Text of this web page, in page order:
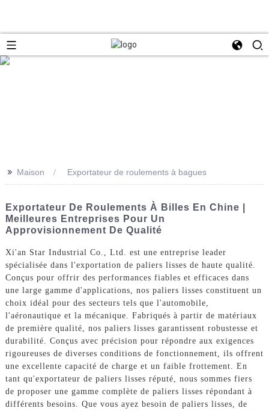
>> Maison Exportateur de roulements à bagues
Exportateur De Roulements À Billes En Chine |
Meilleures Entreprises Pour Un
Approvisionnement De Qualité
Xi'an Star Industrial Co., Ltd. est une entreprise leader
spécialisée dans l'exportation de paliers lisses de haute qualité.
Conçus pour offrir des performances fiables et efficaces dans
une large gamme d'applications, nos paliers lisses constituent un
choix idéal pour des secteurs tels que l'automobile,
l'aéronautique et la mécanique. Fabriqués à partir de matériaux
de première qualité, nos paliers lisses garantissent robustesse et
durabilité. Conçus avec précision pour répondre aux exigences
rigoureuses de diverses conditions de fonctionnement, ils offrent
une excellente capacité de charge et un faible frottement. En
tant qu'exportateur de paliers lisses réputé, nous sommes fiers
de proposer une gamme complète de paliers lisses répondant à
différents besoins. Que vous ayez besoin de paliers lisses, de